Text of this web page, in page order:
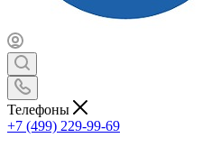
Телефоны
+7 (499) 229-99-69